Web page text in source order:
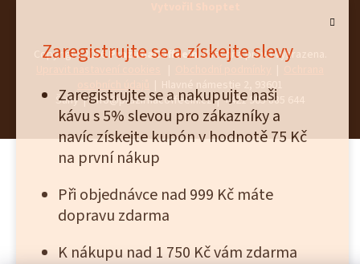
Zaregistrujte se a získejte slevy
Zaregistrujte se a nakupujte naši
kávu s 5% slevou pro zákazníky a
navíc získejte kupón v hodnotě 75 Kč
na první nákup
Při objednávce nad 999 Kč máte
dopravu zdarma
K nákupu nad 1 750 Kč vám zdarma
Copyright 2026PražírnaCoffeein. Všechna práva vyhrazena.
osobních údajů
| Hlavné námestie 2, 93601
Šahy | info@prazirnacoffeein.cz | +421 905 885 644